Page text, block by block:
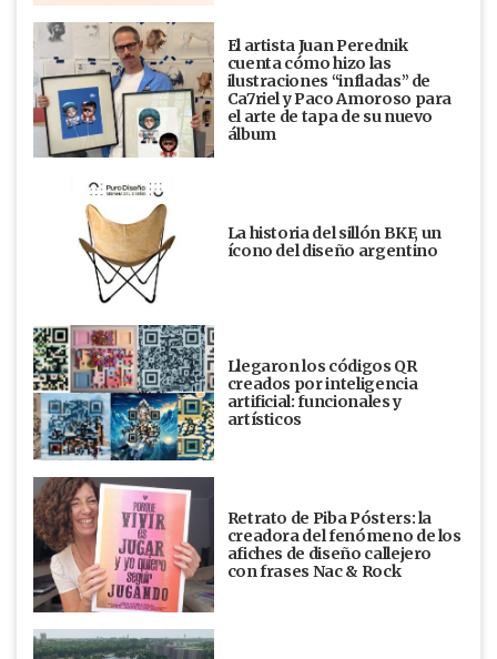
El artista Juan Perednik
cuenta cómo hizo las
ilustraciones “infladas” de
Ca7riel y Paco Amoroso para
el arte de tapa de su nuevo
álbum
La historia del sillón BKF, un
ícono del diseño argentino
Llegaron los códigos QR
creados por inteligencia
artificial: funcionales y
artísticos
Retrato de Piba Pósters: la
creadora del fenómeno de los
afiches de diseño callejero
con frases Nac & Rock